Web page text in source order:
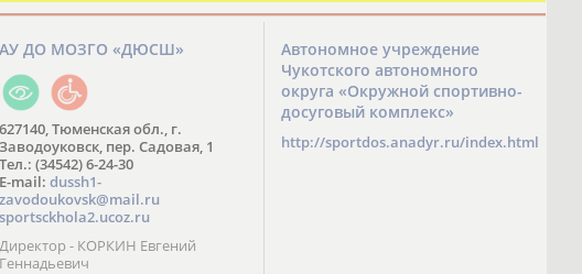
АУ ДО МОЗГО «ДЮСШ»
627140, Тюменская обл., г.
Заводоуковск, пер. Садовая, 1
Тел.: (34542) 6-24-30
​E-mail: dussh1-
zavodoukovsk@mail.ru
sportsckhola2.ucoz.ru
Директор - КОРКИН Евгений
Геннадьевич
Автономное учреждение
Чукотского автономного
округа «Окружной спортивно-
досуговый комплекс»
http://sportdos.anadyr.ru/index.html